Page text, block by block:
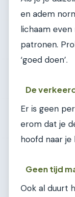
en adem
lichaam
patronen.
‘goed doen’.
De
Er is geen
erom dat je
hoofd naar je
Geen tijd
Ook al duurt